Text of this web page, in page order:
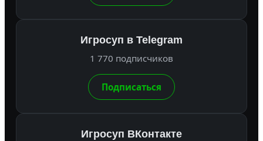
Игросуп в Telegram
1 770 подписчиков
Подписаться
Игросуп ВКонтакте